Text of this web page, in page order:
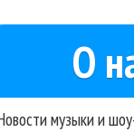
О
музыки и